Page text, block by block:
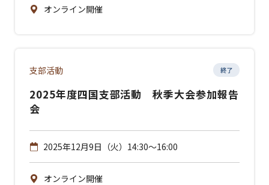
オンライン開催
支部活動 終了
2025年度四国支部活動 秋季大会参加報告
会
2025年12月9日（火）14:30～16:00
オンライン開催